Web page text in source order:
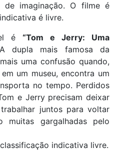
de imaginação. O filme é
é livre.
é “Tom e Jerry: Uma
dupla mais famosa da
uma confusão quando,
um museu, encontra um
no tempo. Perdidos
e Jerry precisam deixar
juntos para voltar
gargalhadas pelo
indicativa livre.